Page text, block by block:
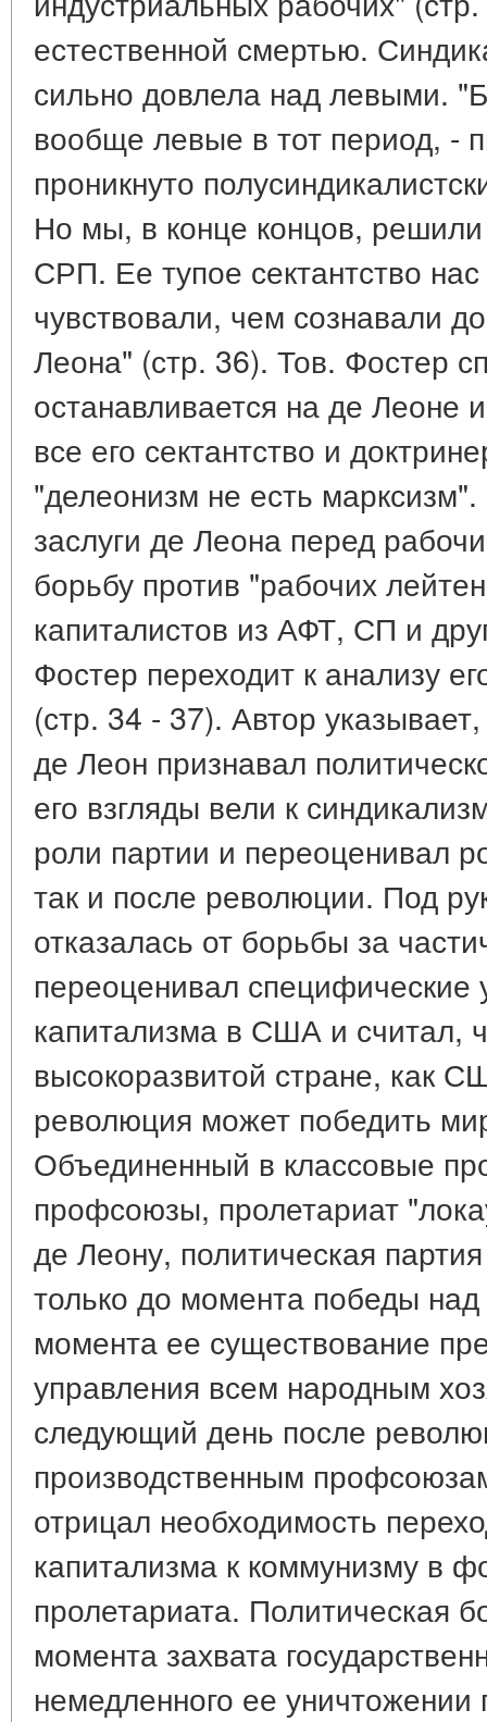
естественной смертью.
сильно довлела над левыми.
вообще левые в тот период, -
проникнуто
Но мы, в конце концов, решили
СРП. Ее тупое сектантство
чувствовали, чем сознавали
Леона" (стр. 36). Тов. Фостер
останавливается на де Леоне
все его сектантство и
"делеонизм не есть
заслуги де Леона перед
борьбу против "рабочих
капиталистов из АФТ, СП и
Фостер переходит к анализу
(стр. 34 - 37). Автор
де Леон признавал
его взгляды вели к
роли партии и переоценивал
так и после революции. Под
отказалась от борьбы за
переоценивал специфические
капитализма в США и считал,
высокоразвитой стране, как
революция может победить
Объединенный в классовые
профсоюзы, пролетариат
де Леону, политическая
только до момента победы
момента ее существование
управления всем народным
следующий день после
производственным
отрицал необходимость
капитализма к коммунизму в
пролетариата. Политическая
момента захвата
немедленного ее уничтожении